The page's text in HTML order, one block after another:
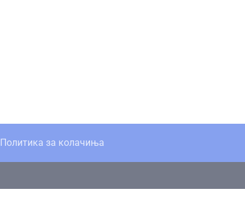
Политика за колачиња